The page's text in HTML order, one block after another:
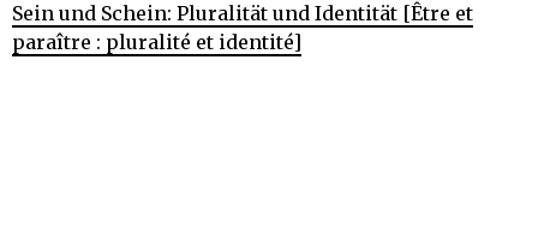
Sein und Schein: Pluralität und Identität [Être et
paraître : pluralité et identité]